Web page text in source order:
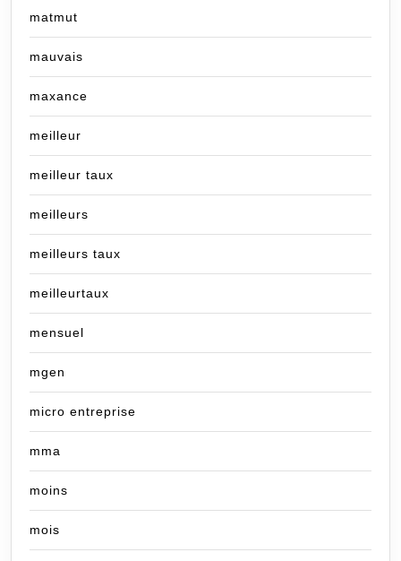
matmut
mauvais
maxance
meilleur
meilleur taux
meilleurs
meilleurs taux
meilleurtaux
mensuel
mgen
micro entreprise
mma
moins
mois